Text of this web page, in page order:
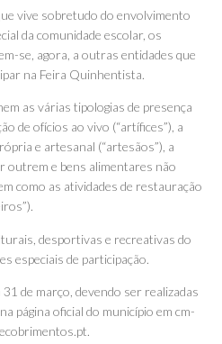
vive sobretudo do envolvimento
da comunidade escolar, os
se, agora, a outras entidades que
na Feira Quinhentista.
as várias tipologias de presença
de ofícios ao vivo (“artífices”), a
e artesanal (“artesãos”), a
outrem e bens alimentares não
como as atividades de restauração
desportivas e recreativas do
especiais de participação.
de março, devendo ser realizadas
página oficial do município em cm-